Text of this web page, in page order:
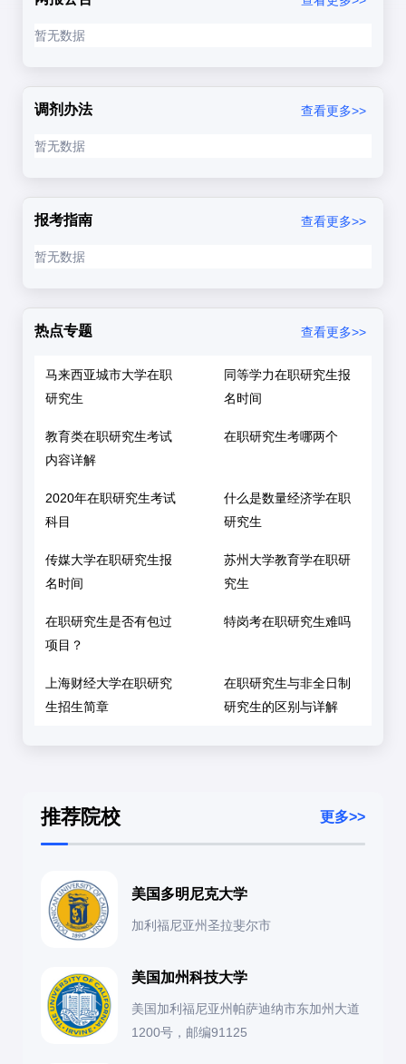
暂无数据
调剂办法
暂无数据
查看更多>>
报考指南
暂无数据
查看更多>>
热点专题
马来西亚城市大学在职
研究生
同等学力在职研究生报
名时间
教育类在职研究生考试
内容详解
在职研究生考哪两个
2020年在职研究生考试
科目
什么是数量经济学在职
研究生
传媒大学在职研究生报
名时间
苏州大学教育学在职研
究生
在职研究生是否有包过
项目？
特岗考在职研究生难吗
上海财经大学在职研究
生招生简章
在职研究生与非全日制
研究生的区别与详解
查看更多>>
推荐院校 更多>>
美国多明尼克大学
加利福尼亚州圣拉斐尔市
美国加州科技大学
美国加利福尼亚州帕萨迪纳市东加州大道
1200号，邮编91125